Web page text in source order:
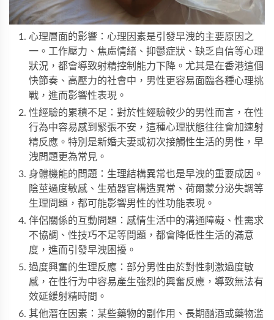
心理層面的影響：心理因素是引發早洩的主要原因之
一。工作壓力、焦慮情緒、抑鬱症狀、缺乏自信等心理
狀況，都會導致射精控制能力下降。尤其是在香港這個
快節奏、高壓力的社會中，男性更容易面臨各種心理挑
戰，進而影響性表現。
性經驗的累積不足：對於性經驗較少的男性而言，在性
行為中容易感到緊張不安，這種心理狀態往往會加速射
精反應。特別是新婚夫妻或初次接觸性生活的男性，早
洩問題更為常見。
身體機能的問題：生理結構異常也是早洩的重要成因。
陰莖過度敏感、生殖器官構造異常、荷爾蒙分泌失調等
生理問題，都可能影響男性的性功能表現。
伴侶關係的互動問題：感情生活中的溝通障礙、性需求
不協調、性技巧不足等問題，都會降低性生活的滿意
度，進而引發早洩困擾。
過度興奮的生理反應：部分男性由於對性刺激過度敏
感，在性行为中容易產生強烈的興奮反應，導致無法有
效延緩射精時間。
其他潛在因素：某些藥物的副作用、長期酗酒或藥物滥